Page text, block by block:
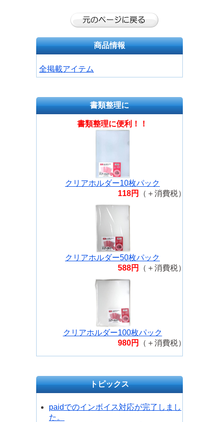
商品情報
全掲載アイテム
書類整理に
書類整理に便利！！
クリアホルダー10枚パック
118円
（＋消費税）
クリアホルダー50枚パック
588円
（＋消費税）
クリアホルダー100枚パック
980円
（＋消費税）
トピックス
paidでのインボイス対応が完了しまし
た。